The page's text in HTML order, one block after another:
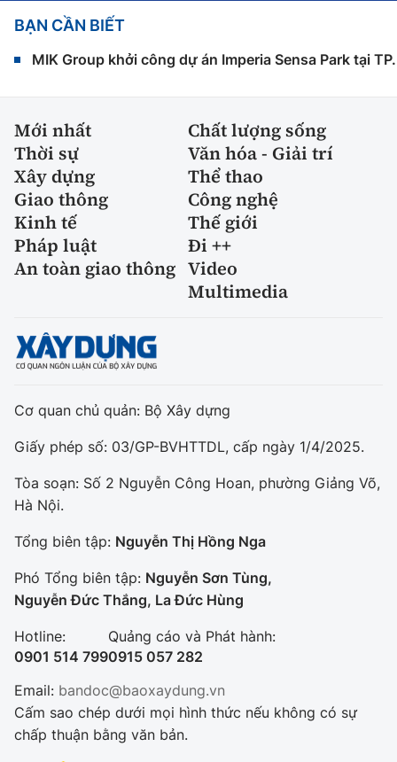
BẠN CẦN BIẾT
MIK Group khởi công dự án Imperia Sensa Park tại
Mới nhất
Chất lượng sống
Thời sự
Văn hóa - Giải trí
Xây dựng
Thể thao
Giao thông
Công nghệ
Kinh tế
Thế giới
Pháp luật
Đi ++
An toàn giao thông Video
Multimedia
Cơ quan chủ quản: Bộ Xây dựng
Giấy phép số: 03/GP-BVHTTDL, cấp ngày 1/4/2025.
Tòa soạn: Số 2 Nguyễn Công Hoan, phường Giảng Võ,
Hà Nội.
Tổng biên tập: Nguyễn Thị Hồng Nga
Phó Tổng biên tập: Nguyễn Sơn Tùng,
Nguyễn Đức Thắng, La Đức Hùng
Hotline:
0901 514 799
Quảng cáo và Phát hành:
0915 057 282
Email: bandoc@baoxaydung.vn
Cấm sao chép dưới mọi hình thức nếu không có sự
chấp thuận bằng văn bản.